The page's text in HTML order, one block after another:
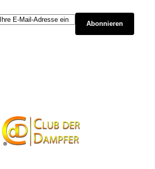
für unseren Newsletter an:
Abonnieren